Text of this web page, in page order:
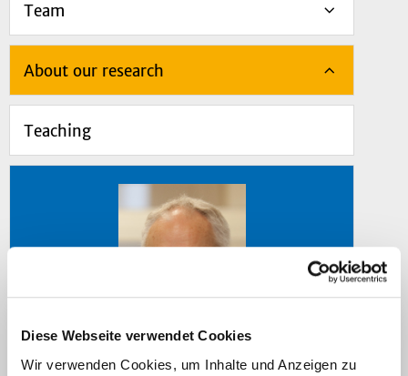
Diese Webseite verwendet Cookies
Wir verwenden Cookies, um Inhalte und Anzeigen zu
Team
About our research
Teaching